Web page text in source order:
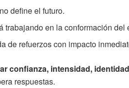
define el futuro.
trabajando en la conformación del
de refuerzos con impacto
confianza, intensidad,
respuestas.